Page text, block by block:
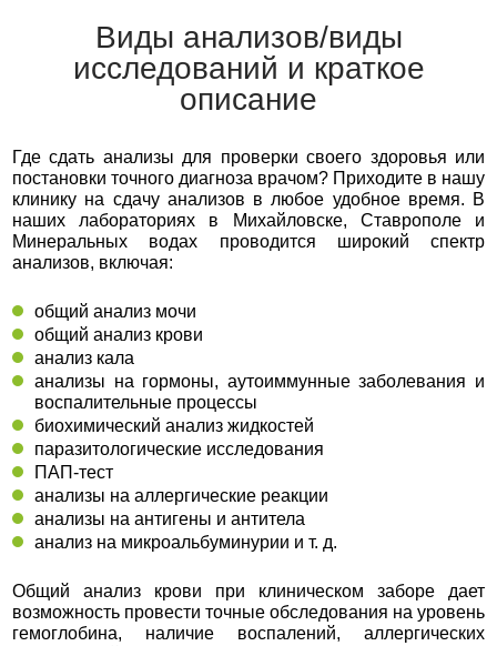
Виды анализов/виды
исследований и краткое
описание
Где сдать анализы для проверки своего здоровья или
постановки точного диагноза врачом? Приходите в нашу
клинику на сдачу анализов в любое удобное время. В
наших лабораториях в Михайловске, Ставрополе и
Минеральных водах проводится широкий спектр
анализов, включая:
общий анализ мочи
общий анализ крови
анализ кала
анализы на гормоны, аутоиммунные заболевания и
воспалительные процессы
биохимический анализ жидкостей
паразитологические исследования
ПАП-тест
анализы на аллергические реакции
анализы на антигены и антитела
анализ на микроальбуминурии и т. д.
Общий анализ крови при клиническом заборе дает
возможность провести точные обследования на уровень
гемоглобина, наличие воспалений, аллергических